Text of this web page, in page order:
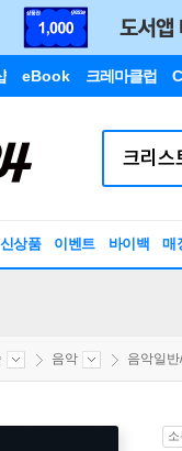
eBook 크레마클럽
신상품 이벤트 바이백 매
음악 음악일